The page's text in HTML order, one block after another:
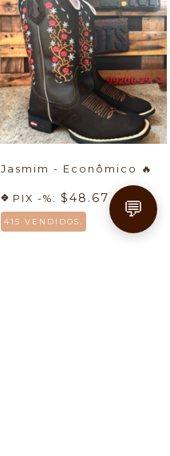
Jasmim - Econômico 🔥
PIX -%: $48.67 USD
415 VENDIDOS.
💬